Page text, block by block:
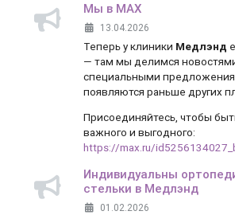
Мы в MAX
13.04.2026
Теперь у клиники Медлэнд
— там мы делимся
специальными
появляются раньше других
Присоединяйтесь, чтобы
важного и выгодного:
https://max.ru/
Индивидуальны
стельки в Медлэнд
01.02.2026